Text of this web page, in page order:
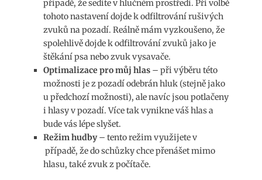
případě, že sedíte v hlučném prostředí. Při volbě
tohoto nastavení dojde k odfiltrování rušivých
zvuků na pozadí. Reálně mám vyzkoušeno, že
spolehlivě dojde k odfiltrování zvuků jako je
štěkání psa nebo zvuk vysavače.
Optimalizace pro můj hlas – při výběru této
možnosti je z pozadí odebrán hluk (stejně jako
u předchozí možnosti), ale navíc jsou potlačeny
i hlasy v pozadí. Více tak vynikne váš hlas a
bude vás lépe slyšet.
Režim hudby– tento režim využijete v
případě, že do schůzky chce přenášet mimo
hlasu, také zvuk z počítače.